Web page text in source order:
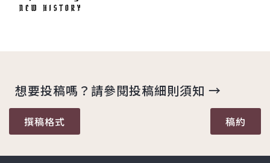
想要投稿嗎？請參閱投稿細則須知 →
撰稿格式 稿約